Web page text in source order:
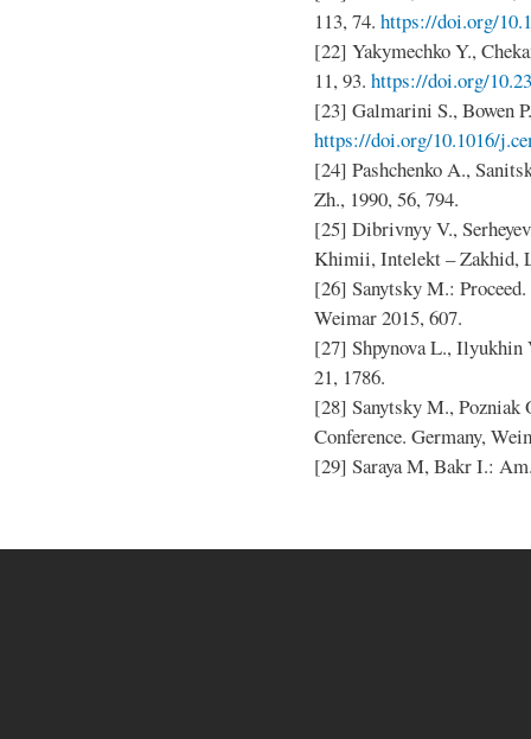
113, 74. https://doi.org/
[22] Yakymechko Y.,
11, 93. https://doi.org/
[23] Galmarini S., Bowen
https://doi.org/10.1016/
[24] Pashchenko A.,
Zh., 1990, 56, 794.
[25] Dibrivnyy V.,
Khimii, Intelekt – Zakhid,
[26] Sanytsky M.:
Weimar 2015, 607.
[27] Shpynova L.,
21, 1786.
[28] Sanytsky M.,
Conference. Germany,
[29] Saraya M, Bakr I.: